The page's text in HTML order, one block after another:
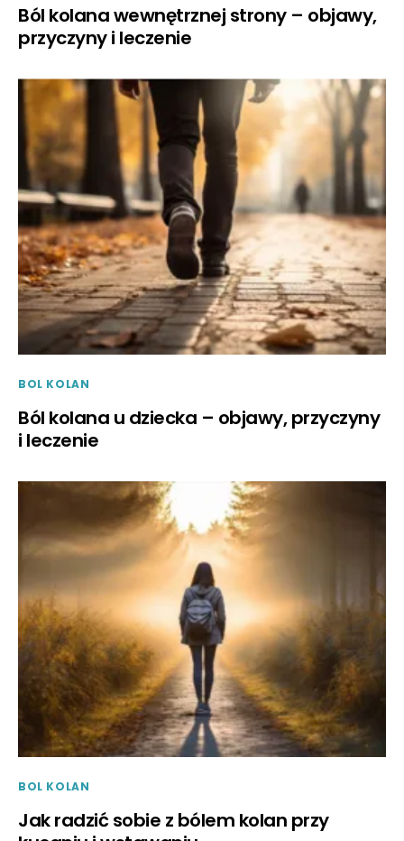
Ból kolana wewnętrznej strony – objawy,
przyczyny i leczenie
BOL KOLAN
Ból kolana u dziecka – objawy, przyczyny
i leczenie
BOL KOLAN
Jak radzić sobie z bólem kolan przy